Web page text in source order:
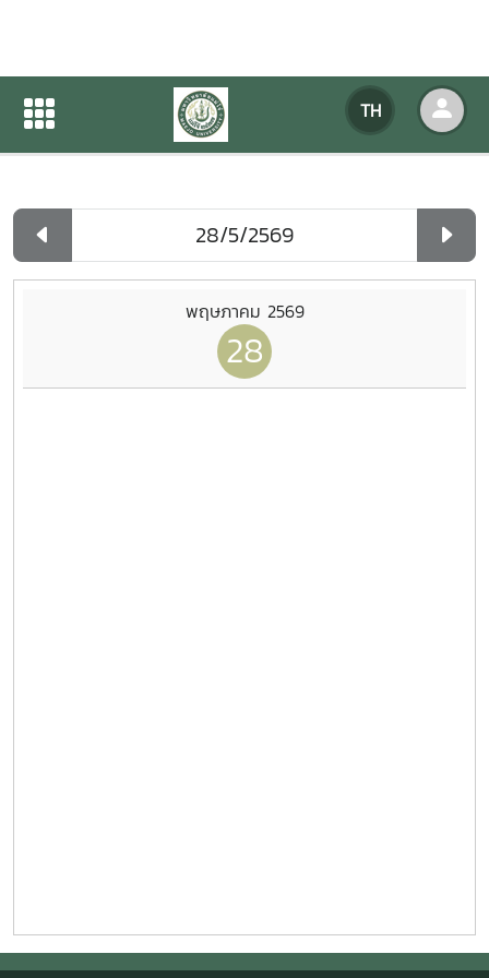
TH
ปฏิทินกิจกรรมของหน่วยงาน
ปฏิทินกิจกรรมของหน่วยงาน
พฤษภาคม 2569
28